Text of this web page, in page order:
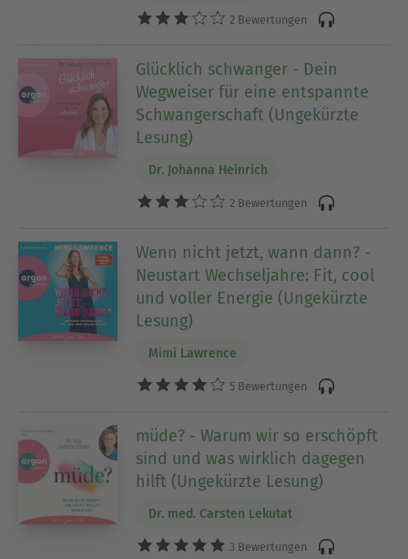
2 Bewertungen
Glücklich schwanger - Dein
Wegweiser für eine entspannte
Schwangerschaft (Ungekürzte
Lesung)
Dr. Johanna Heinrich
2 Bewertungen
Wenn nicht jetzt, wann dann? -
Neustart Wechseljahre: Fit, cool
und voller Energie (Ungekürzte
Lesung)
Mimi Lawrence
5 Bewertungen
müde? - Warum wir so erschöpft
sind und was wirklich dagegen
hilft (Ungekürzte Lesung)
Dr. med. Carsten Lekutat
3 Bewertungen